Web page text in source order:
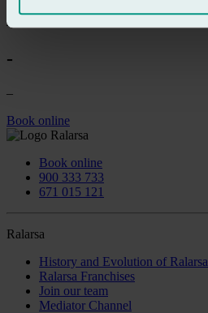
–
-
–
Book online
Book online
900 333 733
671 015 121
Ralarsa
History and Evolution of Ralarsa
Ralarsa Franchises
Join our team
Mediator Channel